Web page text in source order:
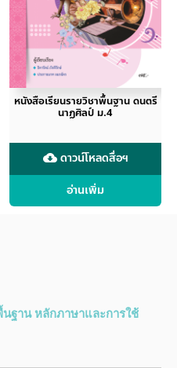
หนังสือเรียนรายวิชาพื้นฐาน ดนตรี
นาฏศิลป์ ม.4
cloud_downloadดาวน์โหลดสื่อฯ
อ่านเพิ่ม
ฐาน หลักภาษาและการใช้